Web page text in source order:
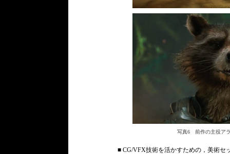
写真6 前作の主役ア
■ CG/VFX技術を活かすための，美術セ